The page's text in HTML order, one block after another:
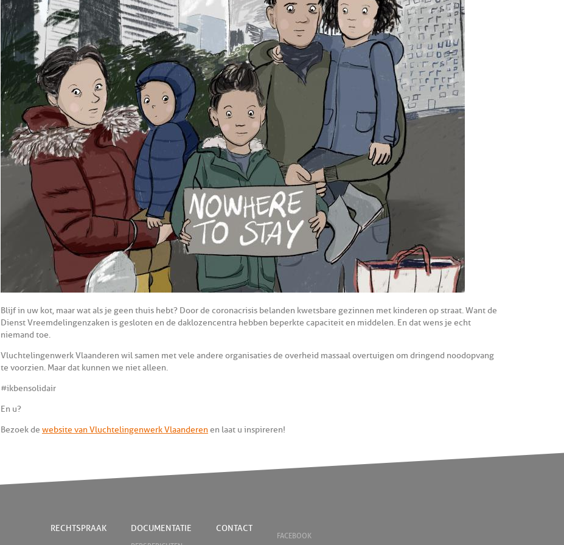
Blijf in uw kot, maar wat als je geen thuis hebt? Door de coronacrisis belanden kwetsbare gezinnen met kinderen op straat. Want de
Dienst Vreemdelingenzaken is gesloten en de daklozencentra hebben beperkte capaciteit en middelen. En dat wens je echt
niemand toe.
Vluchtelingenwerk Vlaanderen wil samen met vele andere organisaties de overheid massaal overtuigen om dringend noodopvang
te voorzien. Maar dat kunnen we niet alleen.
#ikbensolidair
En u?
Bezoek de website van Vluchtelingenwerk Vlaanderenen laat u inspireren!
RECHTSPRAAK DOCUMENTATIE CONTACT
FACEBOOK